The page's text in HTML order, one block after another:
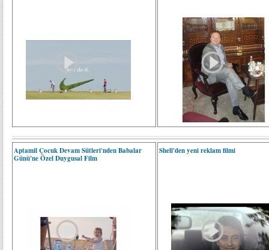
Aptamil Çocuk Devam Sütleri'nden Babalar
Günü'ne Özel Duygusal Film
Shell'den yeni reklam filmi